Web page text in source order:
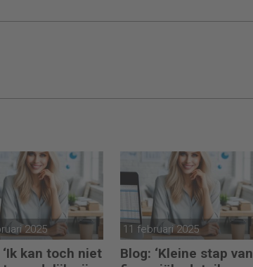
2025
‘Ik kan toch niet
11 februari 2025
Blog: ‘Kleine stap van